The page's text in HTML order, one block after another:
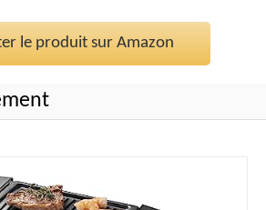
le produit sur Amazon